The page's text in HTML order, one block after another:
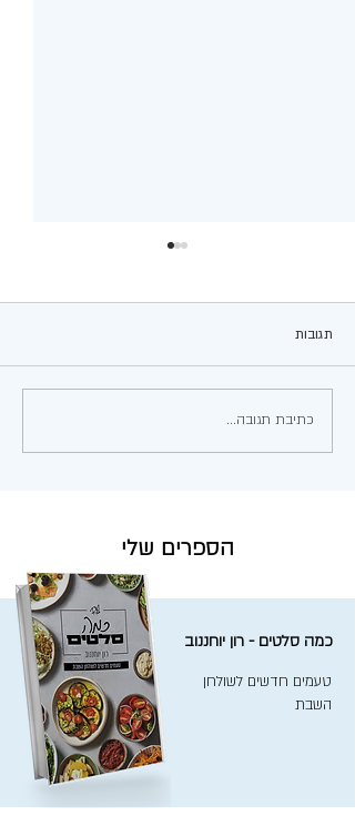
עגבניות ממולאות
תגובות
כתיבת תגובה...
הספרים שלי
כמה סלטים - רון יוחננוב
טעמים חדשים לשולחן
השבת